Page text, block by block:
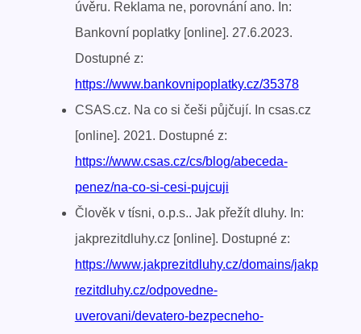
úvěru. Reklama ne, porovnání ano. In:
Bankovní poplatky [online]. 27.6.2023.
Dostupné z:
https://www.bankovnipoplatky.cz/35378
CSAS.cz. Na co si češi půjčují. In csas.cz
[online]. 2021. Dostupné z:
https://www.csas.cz/cs/blog/abeceda-
penez/na-co-si-cesi-pujcuji
Člověk v tísni, o.p.s.. Jak přežít dluhy. In:
jakprezitdluhy.cz [online]. Dostupné z:
https://www.jakprezitdluhy.cz/domains/jakp
rezitdluhy.cz/odpovedne-
uverovani/devatero-bezpecneho-